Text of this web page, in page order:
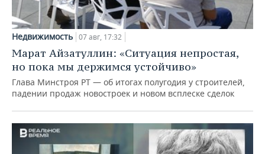
Недвижимость 07 авг, 17:32
Марат Айзатуллин: «Ситуация непростая,
но пока мы держимся устойчиво»
Глава Минстроя РТ — об итогах полугодия у строителей,
падении продаж новостроек и новом всплеске сделок